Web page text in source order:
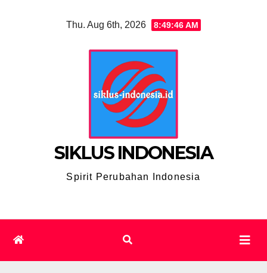
Thu. Aug 6th, 2026 8:49:47 AM
SIKLUS INDONESIA
Spirit Perubahan Indonesia